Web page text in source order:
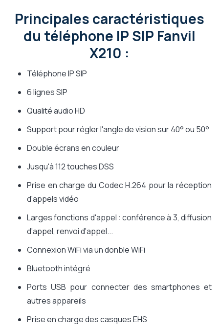
Principales caractéristiques
du téléphone IP SIP Fanvil
X210 :
Téléphone IP SIP
6 lignes SIP
Qualité audio HD
Support pour régler l'angle de vision sur 40° ou 50°
Double écrans en couleur
Jusqu'à 112 touches DSS
Prise en charge du Codec H.264 pour la réception
d'appels vidéo
Larges fonctions d'appel : conférence à 3, diffusion
d'appel, renvoi d'appel...
Connexion WiFi via un donble WiFi
Bluetooth intégré
Ports USB pour connecter des smartphones et
autres appareils
Prise en charge des casques EHS